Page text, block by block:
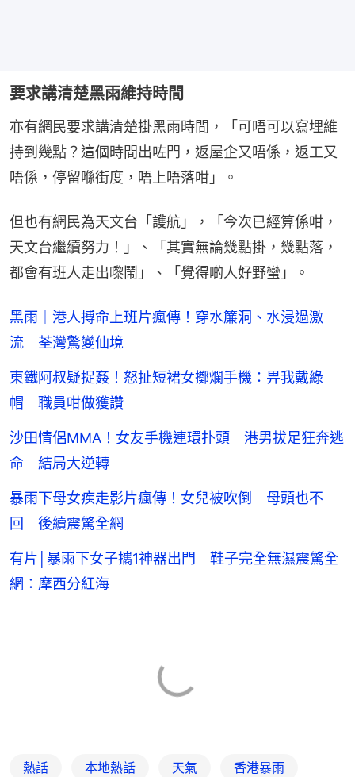
要求講清楚黑雨維持時間
亦有網民要求講清楚掛黑雨時間，「可唔可以寫埋維
持到幾點？這個時間出咗門，返屋企又唔係，返工又
唔係，停留喺街度，唔上唔落咁」。
但也有網民為天文台「護航」，「今次已經算係咁，
天文台繼續努力！」、「其實無論幾點掛，幾點落，
都會有班人走出嚟鬧」、「覺得啲人好野蠻」。
黑雨｜港人搏命上班片瘋傳！穿水簾洞、水浸過激
流 荃灣驚變仙境
東鐵阿叔疑捉姦！怒扯短裙女擲爛手機：畀我戴綠
帽 職員咁做獲讚
沙田情侶MMA！女友手機連環扑頭 港男拔足狂奔逃
命 結局大逆轉
暴雨下母女疾走影片瘋傳！女兒被吹倒 母頭也不
回 後續震驚全網
有片│暴雨下女子攜1神器出門 鞋子完全無濕震驚全
網：摩西分紅海
熱話 本地熱話 天氣 香港暴雨